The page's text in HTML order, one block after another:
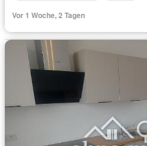
Vor 1 Woche, 2 Tagen